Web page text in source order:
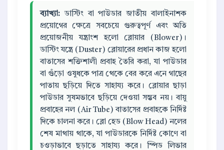
ব্যাখ্যা: ডাস্টিং বা পাউডার জাতীয় বালাইনাশক
প্রয়োগের ক্ষেত্রে সবচেয়ে গুরুত্বপূর্ণ এবং অতি
প্রয়োজনীয় যন্ত্রাংশ হলো ব্লোয়ার (Blower)।
ডাস্টিং যন্ত্রে (Duster) ব্লোয়ারের প্রধান কাজ হলো
বাতাসের শক্তিশালী প্রবাহ তৈরি করা, যা পাউডার
বা গুঁড়ো ওষুধকে পাত্র থেকে বের করে এনে গাছের
পাতায় ছড়িয়ে দিতে সাহায্য করে। ব্লোয়ার ছাড়া
পাউডার সুষমভাবে ছড়িয়ে দেওয়া সম্ভব নয়। বায়ু
প্রবাহের নল (Air Tube) বাতাসের প্রবাহকে নির্দিষ্ট
দিকে চালনা করে। ব্লো হেড (Blow Head) নলের
শেষ মাথায় থাকে, যা পাউডারকে নির্দিষ্ট কোণে বা
চওড়াভাবে ছড়াতে সাহায্য করে। স্পিড লিভার